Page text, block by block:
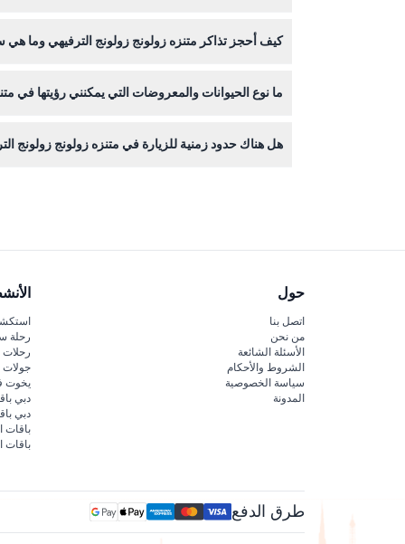
كيف أحجز تذاكر متنزه زولونج زولونج الترفيهي وما هي
ما نوع الحيوانات والمعروضات التي يمكنني رؤيتها في
الحيوانات.
هل هناك حدود زمنية للزيارة في متنزه زولونج زولونج
حول
اتصل بنا
من نحن
الأسئلة الشائعة
الشروط والأحكام
سياسة الخصوصية
المدونة
رحلة
رحلات
جولات
يخوت
دبي
دبي
باقات
باقات
طرق الدفع